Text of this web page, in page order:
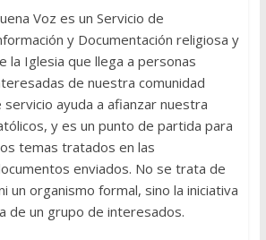
Voz es un Servicio de
y Documentación religiosa y
la Iglesia que llega a personas
de nuestra comunidad
ayuda a afianzar nuestra
y es un punto de partida para
temas tratados en las
enviados. No se trata de
un organismo formal, sino la iniciativa
de un grupo de interesados.